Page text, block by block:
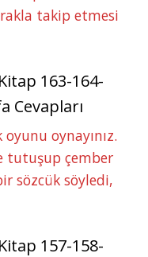
takip etmesi
163-164-
Cevapları
oynayınız.
tutuşup çember
sözcük söyledi,
157-158-